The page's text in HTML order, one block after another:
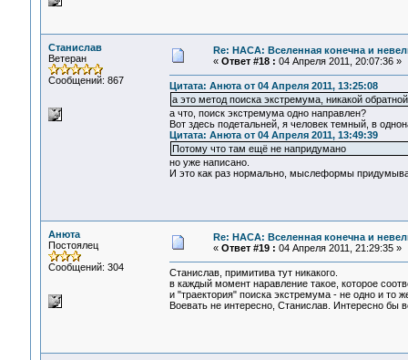
Станислав
Ветеран
Сообщений: 867
Re: НАСА: Вселенная конечна и
« Ответ #18 : 04 Апреля 2011, 20:07:36 »
Цитата: Анюта от 04 Апреля 2011, 13:25:08
а это метод поиска экстремума, никакой
а что, поиск экстремума одно направлен?
Вот здесь подетальней, я человек темный, в
Цитата: Анюта от 04 Апреля 2011, 13:49:39
Потому что там ещё не напридумано
но уже написано.
И это как раз нормально, мыслеформы
Анюта
Постоялец
Сообщений: 304
Re: НАСА: Вселенная конечна и
« Ответ #19 : 04 Апреля 2011, 21:29:35 »
Станислав, примитива тут никакого.
в каждый момент наравление такое, которое
и "траектория" поиска экстремума - не одно и то
Воевать не интересно, Станислав. Интересно бы